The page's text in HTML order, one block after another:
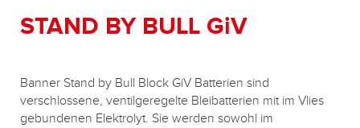
STAND BY BULL GiV
Banner Stand by Bull Block GiV Batterien sind
verschlossene, ventilgeregelte Bleibatterien mit im Vlies
gebundenen Elektrolyt. Sie werden sowohl im